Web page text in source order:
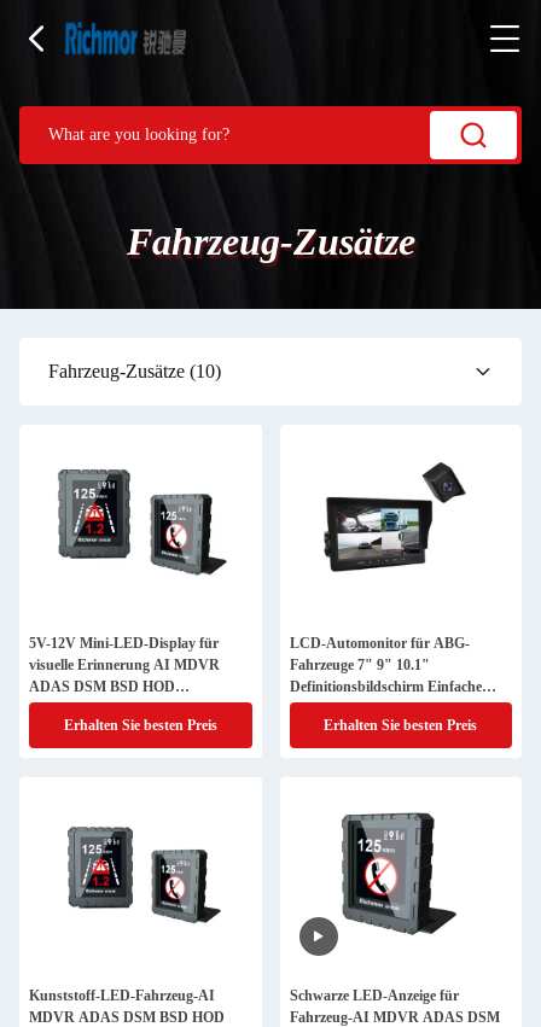
Fahrzeug-Zusätze
Fahrzeug-Zusätze (10)
5V-12V Mini-LED-Display für
visuelle Erinnerung AI MDVR
ADAS DSM BSD HOD
Geschwindigkeitsmelder
Erhalten Sie besten Preis
LCD-Automonitor für ABG-
Fahrzeuge 7" 9" 10.1"
Definitionsbildschirm Einfache
Parameter Einstellung
Erhalten Sie besten Preis
Kunststoff-LED-Fahrzeug-AI
MDVR ADAS DSM BSD HOD
Schwarze LED-Anzeige für
Fahrzeug-AI MDVR ADAS DSM